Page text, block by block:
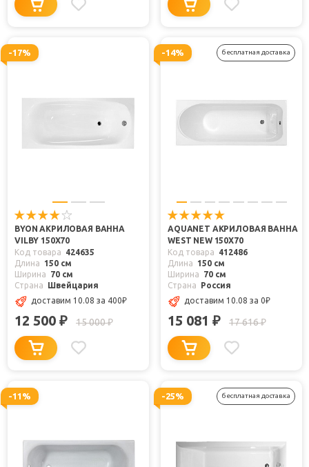
-17%
BYON АКРИЛОВАЯ ВАННА
VILBY 150Х70
Код товара
424635
Длина
150 см
Ширина
70 см
Страна
Швейцария
доставим 10.08 за 400₽
12 500 ₽ 15 000₽
-14% бесплатная доставка
AQUANET АКРИЛОВАЯ ВАННА
WEST NEW 150X70
Код товара
412486
Длина
150 см
Ширина
70 см
Страна
Россия
доставим 10.08 за 0₽
15 081 ₽ 17 616₽
-11% -25% бесплатная доставка